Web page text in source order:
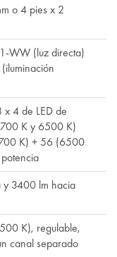
o 4 pies x 2
WW (luz directa)
x 4 de LED de
K y 6500 K)
K) + 56 (6500
3400 lm hacia
K), regulable,
canal separado